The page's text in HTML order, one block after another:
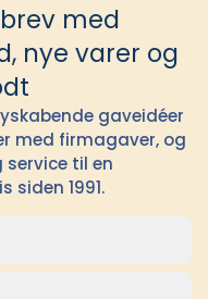
med
nye varer og
gaveidéer
med firmagaver, og
til en
siden 1991.